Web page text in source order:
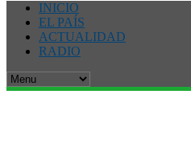
INICIO
EL PAÍS
ACTUALIDAD
RADIO